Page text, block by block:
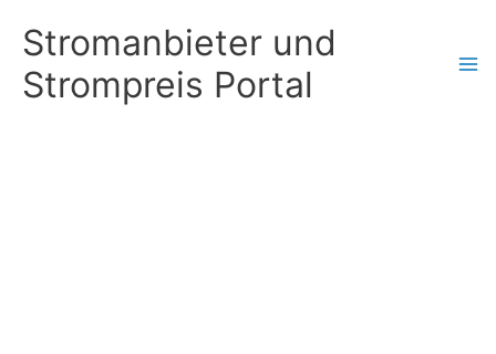
Inhalt
springen
Stromanbieter und
Strompreis Portal